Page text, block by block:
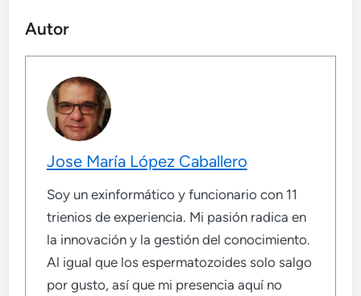
Autor
Jose María López Caballero
Soy un exinformático y funcionario con 11
trienios de experiencia. Mi pasión radica en
la innovación y la gestión del conocimiento.
Al igual que los espermatozoides solo salgo
por gusto, así que mi presencia aquí no